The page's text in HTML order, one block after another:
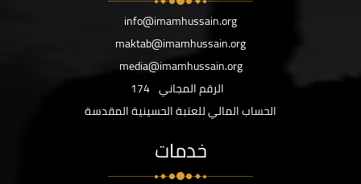
info@imamhussain.org
maktab@imamhussain.org
media@imamhussain.org
الرقم المجاني 174
الحساب المالي للعتبة الحسينية المقدسة
خدمات